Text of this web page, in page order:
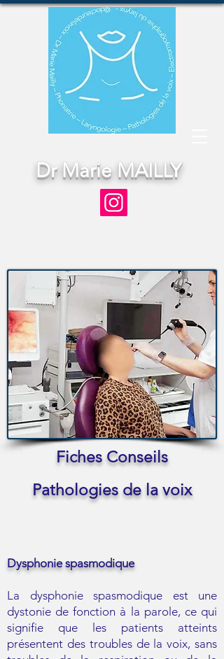
Dr Marie MAILLY
Fiches Conseils
Pathologies de la voix
Dysphonie spasmodique
La dysphonie spasmodique est une
dystonie de fonction à la parole, ce qui
signifie que les patients atteints
présentent des troubles de la voix, sans